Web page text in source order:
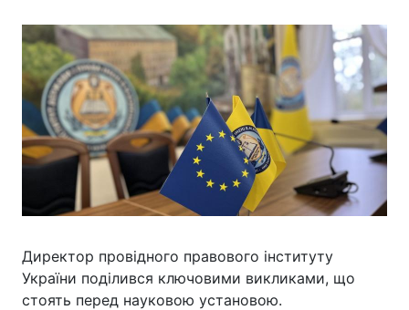
Директор провідного правового інституту
України поділився ключовими викликами, що
стоять перед науковою установою.